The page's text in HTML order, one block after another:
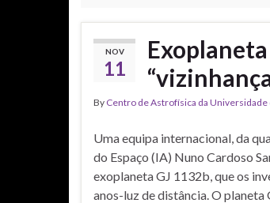
NOV
11
By Centro de Astrofísica da Universidade
Uma equipa internacional, da
do Espaço (IA) Nuno Cardoso
exoplaneta GJ 1132b, que os
anos-luz de distância. O